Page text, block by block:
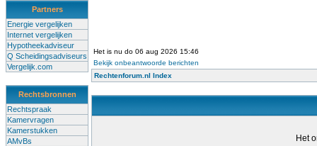
Partners
Energie vergelijken
Internet vergelijken
Hypotheekadviseur
Q Scheidingsadviseurs
Vergelijk.com
Rechtsbronnen
Rechtspraak
Kamervragen
Kamerstukken
AMvBs
Het is nu do 06 aug 2026 15:46
Bekijk onbeantwoorde berichten
Rechtenforum.nl Index
Het